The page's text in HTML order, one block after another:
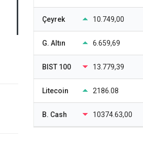
Çeyrek 10.749,00
G. Altın 6.659,69
BIST 100 13.779,39
Litecoin 2186.08
B. Cash 10374.63,00